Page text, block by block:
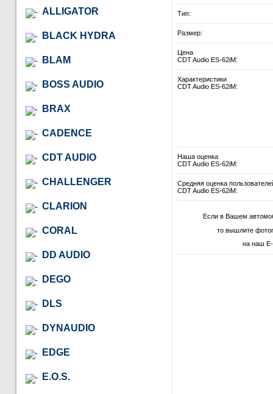
ALLIGATOR
BLACK HYDRA
BLAM
BOSS AUDIO
BRAX
CADENCE
CDT AUDIO
CHALLENGER
CLARION
CORAL
DD AUDIO
DEGO
DLS
DYNAUDIO
EDGE
E.O.S.
Тип:
Размер:
Цена
CDT Audio ES-62iM:
Характеристики
CDT Audio ES-62iM:
Наша оценка
CDT Audio ES-62iM:
Средняя оценка
CDT Audio ES-62iM:
Если в Вашем
то вышлите
на наш